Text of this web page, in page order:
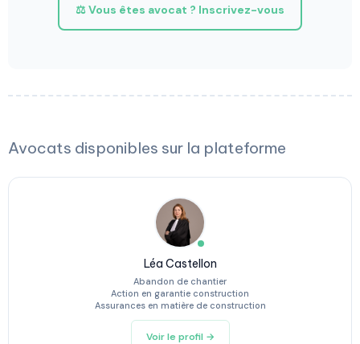
⚖️ Vous êtes avocat ? Inscrivez-vous
Avocats disponibles sur la plateforme
Léa Castellon
Abandon de chantier
Action en garantie construction
Assurances en matière de construction
Voir le profil →